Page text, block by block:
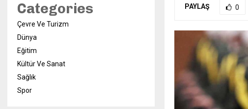
PAYLAŞ 0
Categories
Çevre Ve Turizm
Dünya
Eğitim
Kültür Ve Sanat
Sağlık
Spor